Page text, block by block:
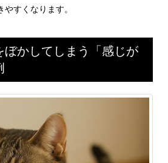
すくなります。
ぼかしてしまう「感じが